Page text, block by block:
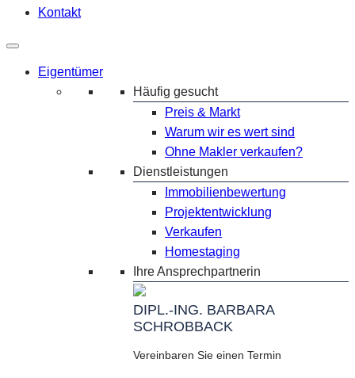
Kontakt
Eigentümer
Häufig gesucht
Preis & Markt
Warum wir es wert sind
Ohne Makler verkaufen?
Dienstleistungen
Immobilienbewertung
Projektentwicklung
Verkaufen
Homestaging
Ihre Ansprechpartnerin
DIPL.-ING. BARBARA
SCHROBBACK
Vereinbaren Sie einen Termin